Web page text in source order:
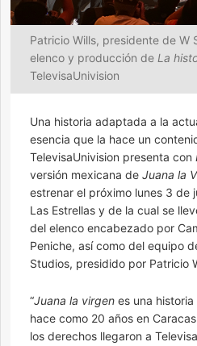
Patricio Wills, presidente de W
elenco y producción de La
TelevisaUnivision
Una historia adaptada a la
esencia que la hace un
TelevisaUnivision presenta con
versión mexicana de Juana la
estrenar el próximo lunes 3 de
Las Estrellas y de la cual se
del elenco encabezado por
Peniche, así como del equipo
Studios, presidido por Patricio
“Juana la virgen es una
hace como 20 años en
los derechos llegaron a